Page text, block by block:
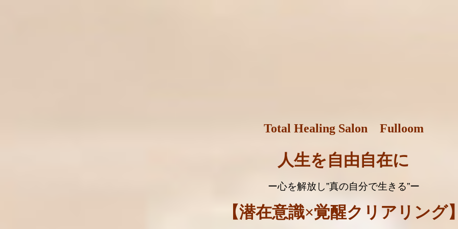
Total Healing Salon Fulloom
人生を自由自在に
ー心を解放し”真の自分で生きる”ー
【潜在意識×覚醒クリアリング